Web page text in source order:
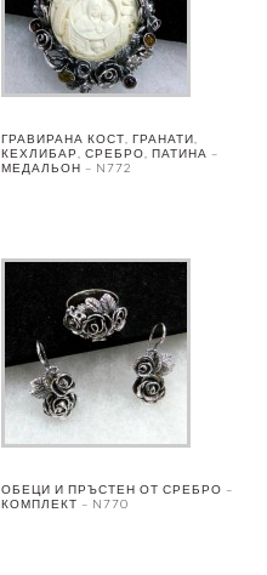
ГРАВИРАНА КОСТ, ГРАНАТИ,
КЕХЛИБАР, СРЕБРО, ПАТИНА –
МЕДАЛЬОН – N772
ОБЕЦИ И ПРЪСТЕН ОТ СРЕБРО –
КОМПЛЕКТ – N770